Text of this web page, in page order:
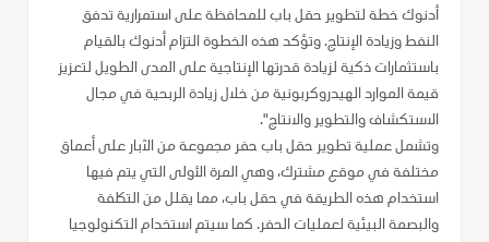
أدنوك خطة لتطوير حقل باب للمحافظة على استمرارية تدفق
النفط وزيادة الإنتاج. وتؤكد هذه الخطوة التزام أدنوك بالقيام
باستثمارات ذكية لزيادة قدرتها الإنتاجية على المدى الطويل لتعزيز
قيمة الموارد الهيدروكربونية من خلال زيادة الربحية في مجال
الاستكشاف والتطوير والانتاج".
وتشمل عملية تطوير حقل باب حفر مجموعة من الآبار على أعماق
مختلفة في موقع مشترك، وهي المرة الأولى التي يتم فيها
استخدام هذه الطريقة في حقل باب، مما يقلل من التكلفة
والبصمة البيئية لعمليات الحفر. كما سيتم استخدام التكنولوجيا